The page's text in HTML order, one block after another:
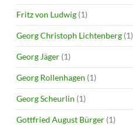
Fritz von Ludwig (1)
Georg Christoph Lichtenberg (1)
Georg Jäger (1)
Georg Rollenhagen (1)
Georg Scheurlin (1)
Gottfried August Bürger (1)